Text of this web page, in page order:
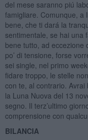
del mese saranno piú
famigliare. Comunque, a
bene, che ti dará la
sentimentale, se hai una
bene tutto, ad eccezione
po’ di tensione, forse
sei single, nel primo
fidare troppo, le stelle
con te, al contrario.
la Luna Nuova del 13
segno. Il terz’ultimo
comprensione con
BILANCIA